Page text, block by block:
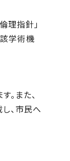
理指針」
学術機
また、
、市民へ